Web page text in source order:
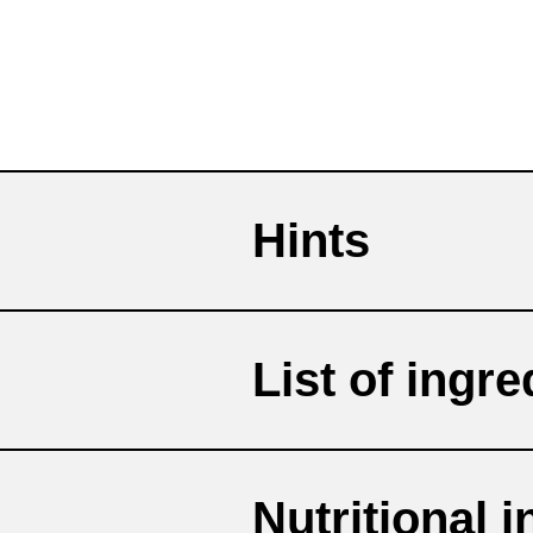
Hints
Contraindicated
List of
Wasser, Milcheiweiss,
Nutritional